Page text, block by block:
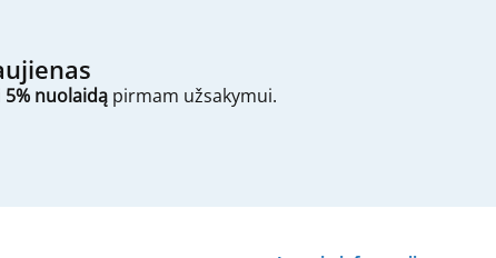
5% nuolaidą pirmam užsakymui.